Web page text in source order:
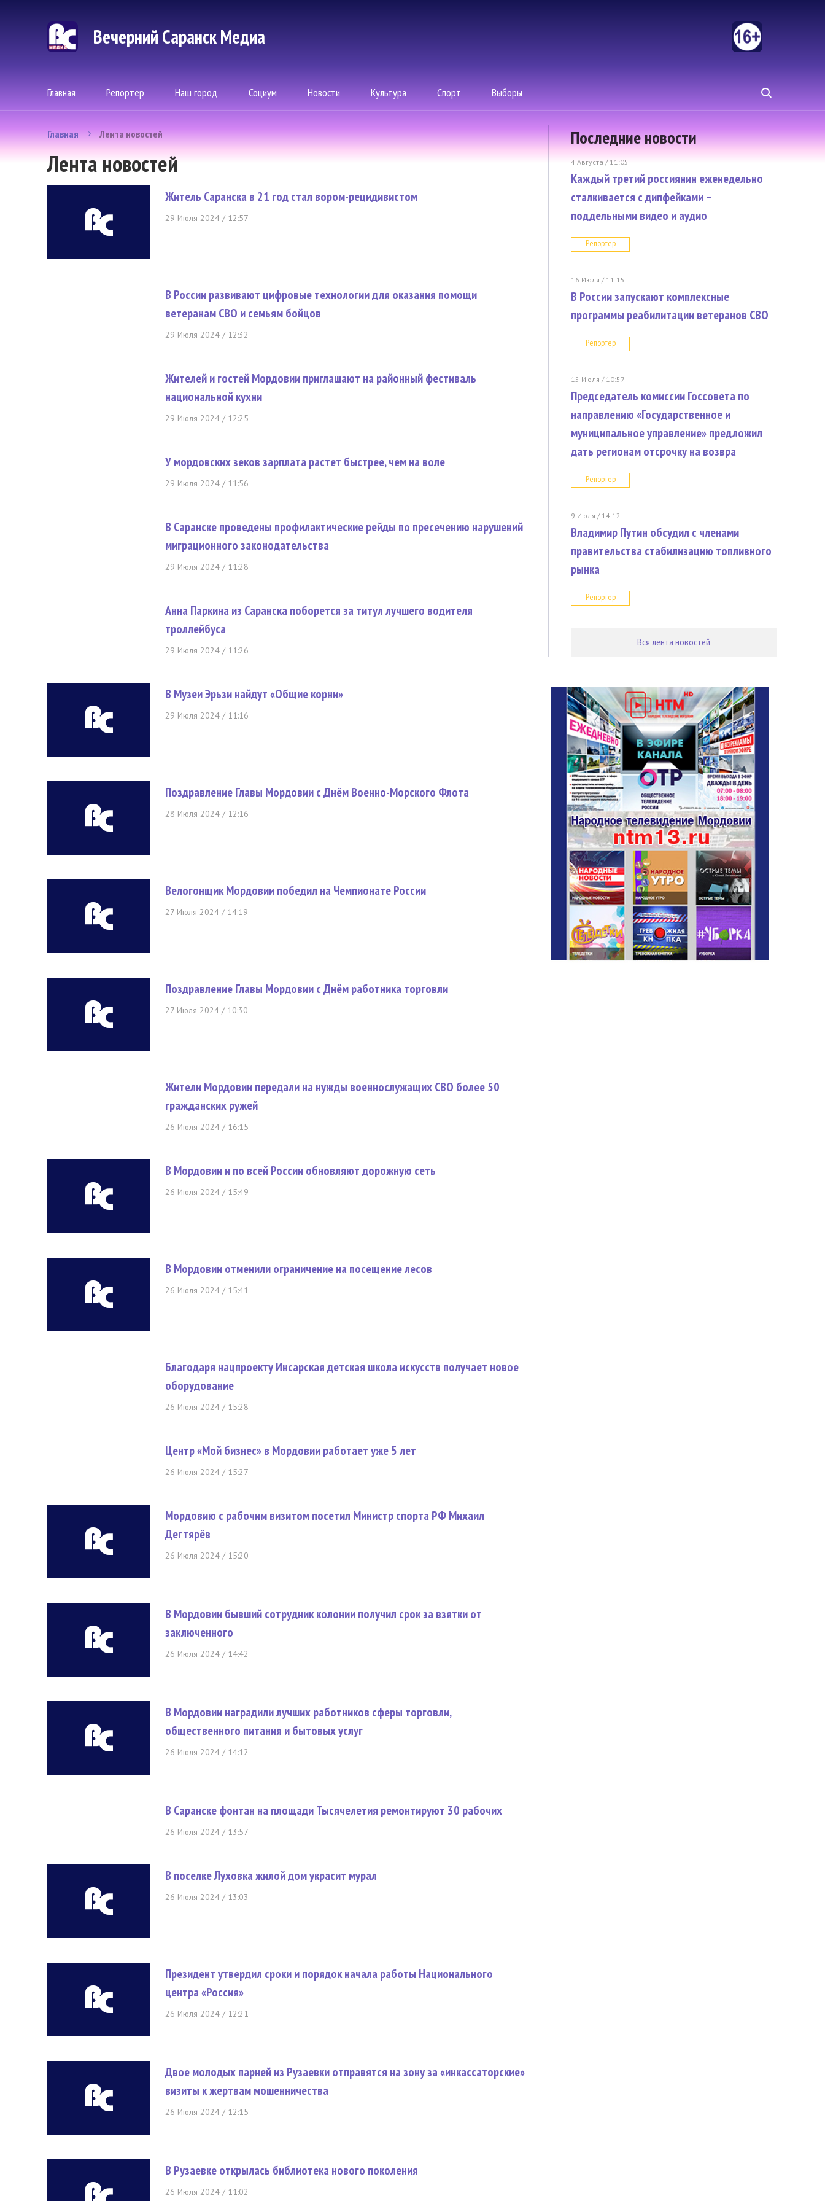
Вечерний Саранск Mедиа
Главная Репортер Наш город Социум Новости Культура Спорт Выборы
Главная Лента новостей
Лента новостей
Житель Саранска в 21 год стал вором-рецидивистом
29 Июля 2024 / 12:57
В России развивают цифровые технологии для оказания помощи
ветеранам СВО и семьям бойцов
29 Июля 2024 / 12:32
Жителей и гостей Мордовии приглашают на районный фестиваль
национальной кухни
29 Июля 2024 / 12:25
У мордовских зеков зарплата растет быстрее, чем на воле
29 Июля 2024 / 11:56
В Саранске проведены профилактические рейды по пресечению нарушений
миграционного законодательства
29 Июля 2024 / 11:28
Анна Паркина из Саранска поборется за титул лучшего водителя
троллейбуса
29 Июля 2024 / 11:26
В Музеи Эрьзи найдут «Общие корни»
29 Июля 2024 / 11:16
Поздравление Главы Мордовии с Днём Военно-Морского Флота
28 Июля 2024 / 12:16
Велогонщик Мордовии победил на Чемпионате России
27 Июля 2024 / 14:19
Поздравление Главы Мордовии с Днём работника торговли
27 Июля 2024 / 10:30
Жители Мордовии передали на нужды военнослужащих СВО более 50
гражданских ружей
26 Июля 2024 / 16:15
В Мордовии и по всей России обновляют дорожную сеть
26 Июля 2024 / 15:49
В Мордовии отменили ограничение на посещение лесов
26 Июля 2024 / 15:41
Благодаря нацпроекту Инсарская детская школа искусств получает новое
оборудование
26 Июля 2024 / 15:28
Центр «Мой бизнес» в Мордовии работает уже 5 лет
26 Июля 2024 / 15:27
Мордовию с рабочим визитом посетил Министр спорта РФ Михаил
Дегтярёв
26 Июля 2024 / 15:20
В Мордовии бывший сотрудник колонии получил срок за взятки от
заключенного
26 Июля 2024 / 14:42
В Мордовии наградили лучших работников сферы торговли,
общественного питания и бытовых услуг
26 Июля 2024 / 14:12
В Саранске фонтан на площади Тысячелетия ремонтируют 30 рабочих
26 Июля 2024 / 13:57
В поселке Луховка жилой дом украсит мурал
26 Июля 2024 / 13:03
Президент утвердил сроки и порядок начала работы Национального
центра «Россия»
26 Июля 2024 / 12:21
Двое молодых парней из Рузаевки отправятся на зону за «инкассаторские»
визиты к жертвам мошенничества
26 Июля 2024 / 12:15
В Рузаевке открылась библиотека нового поколения
26 Июля 2024 / 11:02
Последние новости
4 Августа / 11:05
Каждый третий россиянин еженедельно
сталкивается с дипфейками –
поддельными видео и аудио
Репортер
16 Июля / 11:15
В России запускают комплексные
программы реабилитации ветеранов СВО
Репортер
15 Июля / 10:57
Председатель комиссии Госсовета по
направлению «Государственное и
муниципальное управление» предложил
дать регионам отсрочку на возвра
Репортер
9 Июля / 14:12
Владимир Путин обсудил с членами
правительства стабилизацию топливного
рынка
Репортер
Вся лента новостей